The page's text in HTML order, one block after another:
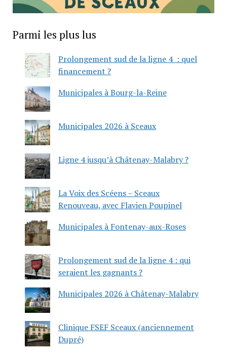
Parmi les plus lus
Prolongement sud de la ligne 4 : quel
financement ?
Municipales à Bourg-la-Reine
Municipales 2026 à Sceaux
Ligne 4 jusqu’à Châtenay-Malabry ?
La Voix des Scéens – Sceaux
Renouveau, avec Flavien Poupinel
Municipales à Fontenay-aux-Roses
Prolongement sud de la ligne 4 : qui
seraient les gagnants ?
Municipales 2026 à Châtenay-Malabry
Clinique FSEF Sceaux (anciennement
Dupré)